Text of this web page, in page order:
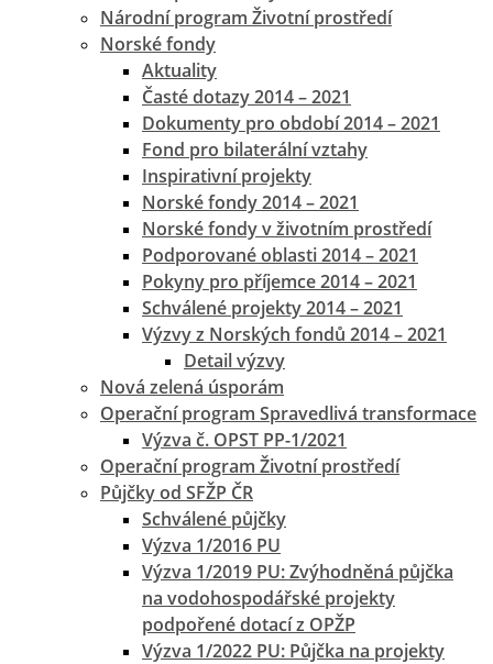
Národní program Životní prostředí
Norské fondy
Aktuality
Časté dotazy 2014 – 2021
Dokumenty pro období 2014 – 2021
Fond pro bilaterální vztahy
Inspirativní projekty
Norské fondy 2014 – 2021
Norské fondy v životním prostředí
Podporované oblasti 2014 – 2021
Pokyny pro příjemce 2014 – 2021
Schválené projekty 2014 – 2021
Výzvy z Norských fondů 2014 – 2021
Detail výzvy
Nová zelená úsporám
Operační program Spravedlivá transformace
Výzva č. OPST PP-1/2021
Operační program Životní prostředí
Půjčky od SFŽP ČR
Schválené půjčky
Výzva 1/2016 PU
Výzva 1/2019 PU: Zvýhodněná půjčka
na vodohospodářské projekty
podpořené dotací z OPŽP
Výzva 1/2022 PU: Půjčka na projekty